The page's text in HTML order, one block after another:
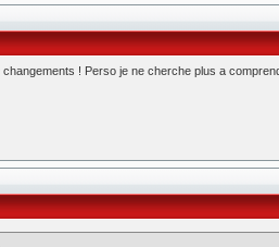
! Perso je ne cherche plus a